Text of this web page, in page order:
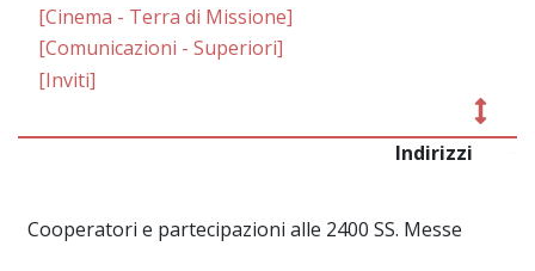
[Cinema - Terra di Missione]
[Comunicazioni - Superiori]
[Inviti]
Indirizzi
Cooperatori e partecipazioni alle 2400 SS. Messe